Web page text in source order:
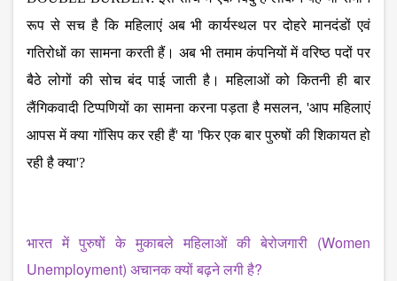
रूप से सच है कि महिलाएं अब भी कार्यस्थल पर दोहरे मानदंडों एवं
गतिरोधों का सामना करती हैं। अब भी तमाम कंपनियों में वरिष्ठ पदों पर
बैठे लोगों की सोच बंद पाई जाती है। महिलाओं को कितनी ही बार
लैंगिकवादी टिप्पणियों का सामना करना पड़ता है मसलन, 'आप महिलाएं
आपस में क्या गॉसिप कर रही हैं' या 'फिर एक बार पुरुषों की शिकायत हो
रही है क्या'?
भारत में पुरुषों के मुकाबले महिलाओं की बेरोजगारी (Women
Unemployment) अचानक क्यों बढ़ने लगी है?